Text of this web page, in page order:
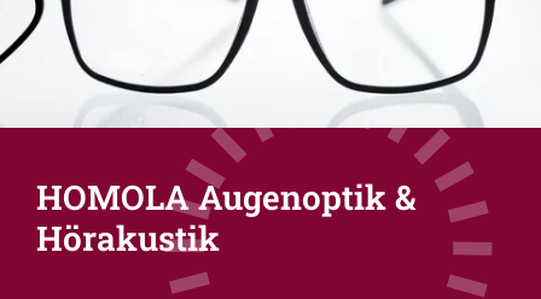
HOMOLA Augenoptik &
Hörakustik